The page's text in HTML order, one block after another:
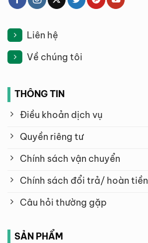
Liên hệ
Về chúng tôi
THÔNG TIN
Điều khoản dịch vụ
Quyền riêng tư
Chính sách vận chuyển
Chính sách đổi trả/ hoàn tiền
Câu hỏi thường gặp
SẢN PHẨM